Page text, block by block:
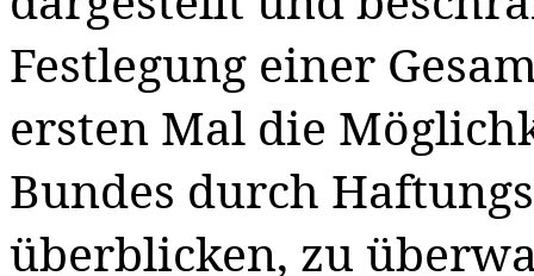
Festlegung einer
ersten Mal die
Bundes durch
überblicken, zu